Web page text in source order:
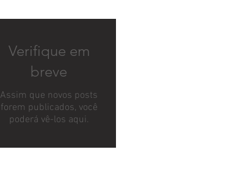
Verifique em
breve
Assim que novos posts
forem publicados, você
poderá vê-los aqui.